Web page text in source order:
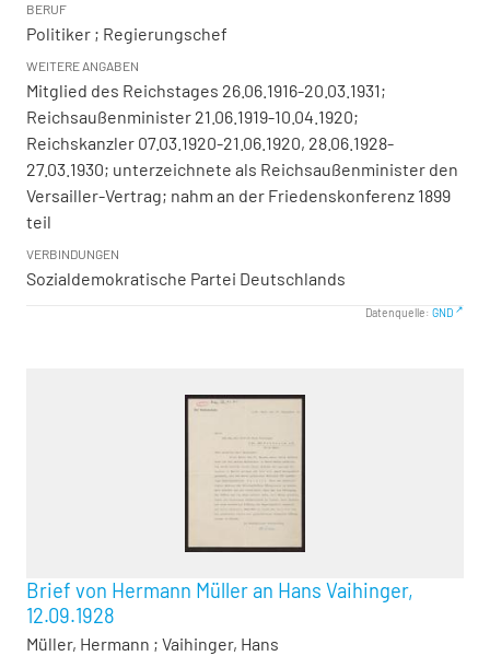
BERUF
Politiker ; Regierungschef
WEITERE ANGABEN
Mitglied des Reichstages 26.06.1916-20.03.1931;
Reichsaußenminister 21.06.1919-10.04.1920;
Reichskanzler 07.03.1920-21.06.1920, 28.06.1928-
27.03.1930; unterzeichnete als Reichsaußenminister den
Versailler-Vertrag; nahm an der Friedenskonferenz 1899
teil
VERBINDUNGEN
Sozialdemokratische Partei Deutschlands
Datenquelle: GND
Brief von Hermann Müller an Hans Vaihinger,
12.09.1928
Müller, Hermann ; Vaihinger, Hans